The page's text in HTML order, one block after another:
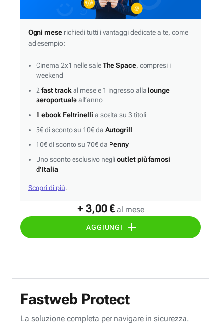
+ 3,00 € al mese
AGGIUNGI
Ogni mese richiedi tutti i vantaggi dedicate a te, come
ad esempio:
Cinema 2x1 nelle saleThe Space, compresi i
weekend
2 fast track al mese e 1 ingresso alla lounge
aeroportualeall’anno
1 ebook Feltrinelli a scelta su 3 titoli
5€ di sconto su 10€ da Autogrill
10€ di sconto su 70€ da Penny
Uno sconto esclusivo neglioutlet più famosi
d’Italia
Scopri di più.
Fastweb Protect
La soluzione completa per navigare in sicurezza.